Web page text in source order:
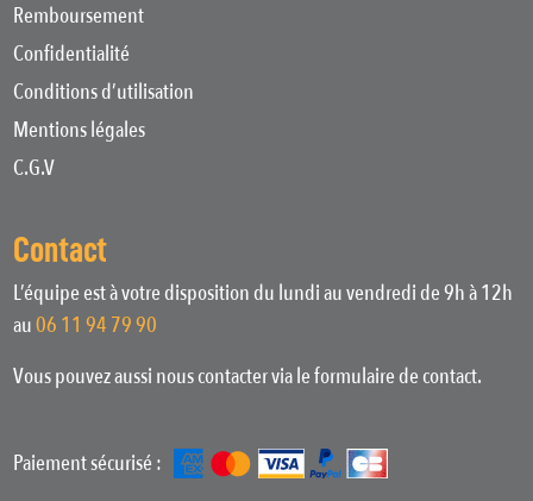
Remboursement
Confidentialité
Conditions d’utilisation
Mentions légales
C.G.V
Contact
L’équipe est à votre disposition du lundi au vendredi de 9h à 12h
au06 11 94 79 90
Vous pouvez aussi nous contacter via le formulaire de contact.
Paiement sécurisé :